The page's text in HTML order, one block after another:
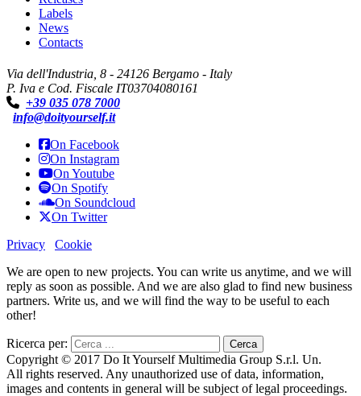
Labels
News
Contacts
Via dell'Industria, 8 - 24126 Bergamo - Italy
P. Iva e Cod. Fiscale IT03704080161
+39 035 078 7000
info@doityourself.it
On Facebook
On Instagram
On Youtube
On Spotify
On Soundcloud
On Twitter
Privacy
Cookie
We are open to new projects. You can write us anytime, and we will
reply as soon as possible. And we are also glad to find new business
partners. Write us, and we will find the way to be useful to each
other!
Ricerca per:
Copyright © 2017 Do It Yourself Multimedia Group S.r.l. Un.
All rights reserved. Any unauthorized use of data, information,
images and contents in general will be subject of legal proceedings.